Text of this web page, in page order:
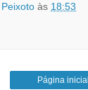
às 18:53
Página inicial